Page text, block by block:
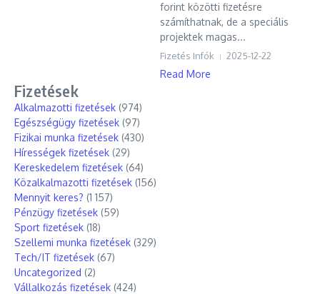
forint közötti fizetésre
számíthatnak, de a speciális
projektek magas...
Fizetés Infók 2025-12-22
Read More
Fizetések
Alkalmazotti fizetések (974)
Egészségügy fizetések (97)
Fizikai munka fizetések (430)
Hírességek fizetések (29)
Kereskedelem fizetések (64)
Közalkalmazotti fizetések (156)
Mennyit keres? (1 157)
Pénzügy fizetések (59)
Sport fizetések (18)
Szellemi munka fizetések (329)
Tech/IT fizetések (67)
Uncategorized (2)
Vállalkozás fizetések (424)